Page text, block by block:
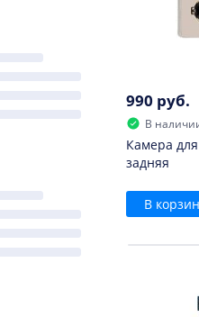
990 руб.
В
Камера
задняя
В